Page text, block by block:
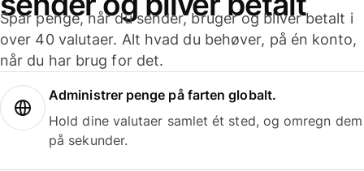
Spar penge, når du sender, bruger og bliver betalt i
over 40 valutaer. Alt hvad du behøver, på én konto,
når du har brug for det.
Administrer penge på farten globalt.
Hold dine valutaer samlet ét sted, og omregn dem
på sekunder.